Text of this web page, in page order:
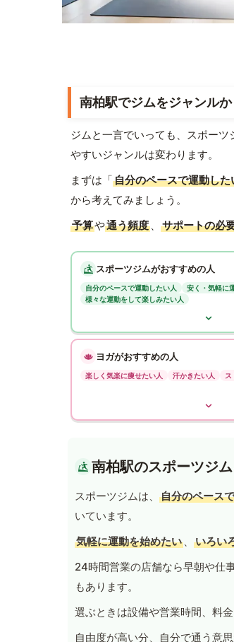
南柏駅でジムをジャンル
ジムと一言でいっても、スポー
やすいジャンルは変わります。
まずは「自分のペースで運動した
から考えてみましょう。
予算や通う頻度 、 サポートの必
スポーツジムがおすすめの人
自分のペースで運動したい人
安く・気軽に
様々な運動をして楽しみたい人
ヨガがおすすめの人
楽しく気楽に痩せたい人 汗かきたい人 ス
南柏駅のスポーツジ
スポーツジムは、 自分のペース
いています。
気軽に運動を始めたい 、 いろい
24時間営業の店舗なら早朝や仕
もあります。
選ぶときは設備や営業時間、料
自由度が高い分、自分で通う意